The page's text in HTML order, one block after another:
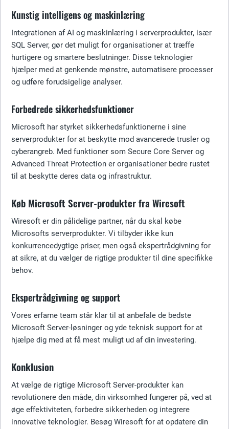
Kunstig intelligens og maskinlæring
Integrationen af AI og maskinlæring i serverprodukter, især
SQL Server, gør det muligt for organisationer at træffe
hurtigere og smartere beslutninger. Disse teknologier
hjælper med at genkende mønstre, automatisere processer
og udføre forudsigelige analyser.
Forbedrede sikkerhedsfunktioner
Microsoft har styrket sikkerhedsfunktionerne i sine
serverprodukter for at beskytte mod avancerede trusler og
cyberangreb. Med funktioner som Secure Core Server og
Advanced Threat Protection er organisationer bedre rustet
til at beskytte deres data og infrastruktur.
Køb Microsoft Server-produkter fra Wiresoft
Wiresoft er din pålidelige partner, når du skal købe
Microsofts serverprodukter. Vi tilbyder ikke kun
konkurrencedygtige priser, men også ekspertrådgivning for
at sikre, at du vælger de rigtige produkter til dine specifikke
behov.
Ekspertrådgivning og support
Vores erfarne team står klar til at anbefale de bedste
Microsoft Server-løsninger og yde teknisk support for at
hjælpe dig med at få mest muligt ud af din investering.
Konklusion
At vælge de rigtige Microsoft Server-produkter kan
revolutionere den måde, din virksomhed fungerer på, ved at
øge effektiviteten, forbedre sikkerheden og integrere
innovative teknologier. Besøg Wiresoft for at opdatere din